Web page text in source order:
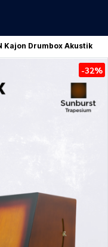
Kajon Drumbox Akustik
-32%